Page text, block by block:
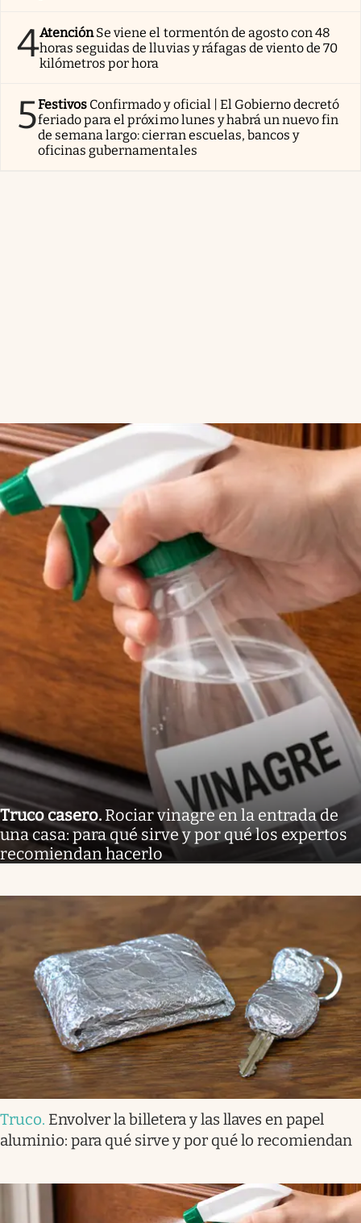
4AtenciónSe viene el tormentón de agosto con 48
horas seguidas de lluvias y ráfagas de viento de 70
kilómetros por hora
5Festivos Confirmado y oficial | El Gobierno decretó
feriado para el próximo lunes y habrá un nuevo fin
de semana largo: cierran escuelas, bancos y
oficinas gubernamentales
Truco casero. Rociar vinagre en la entrada de
una casa: para qué sirve y por qué los expertos
recomiendan hacerlo
Truco. Envolver la billetera y las llaves en papel
aluminio: para qué sirve y por qué lo recomiendan